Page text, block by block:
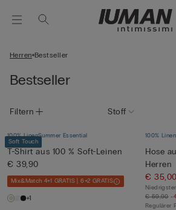
Herren Bestseller
Bestseller
Filtern Stoff
Soft Touch
100% LinenSummer Essential
T-Shirt aus 100 % Soft-Leinen
€ 39,90
Mix&Match 4+1 GRATIS | 6+2 GRATIS
+1
100% Linen
Hose
Herren
€ 35,00
€ 59,90 -
Regulärer